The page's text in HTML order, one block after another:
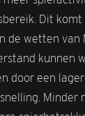
Dit
de wetten van
kunnen
door een
Minder